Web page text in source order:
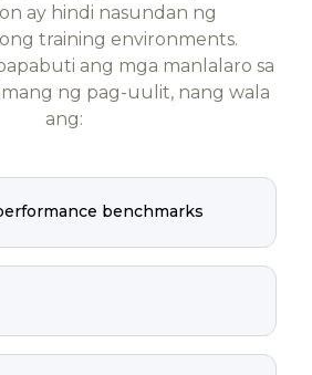
ay hindi nasundan ng
training environments.
ang mga manlalaro sa
ng pag-uulit, nang wala
ang:
benchmarks